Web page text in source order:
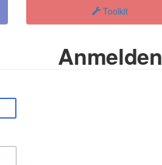
Toolkit
Anmelden